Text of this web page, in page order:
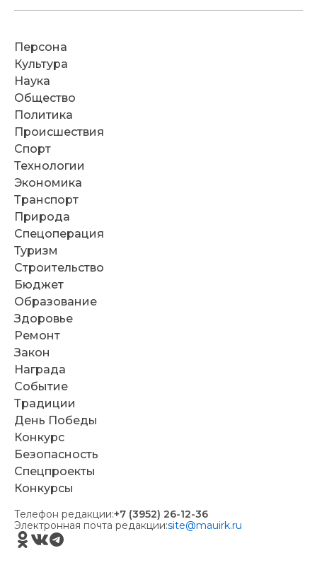
Персона
Культура
Наука
Общество
Политика
Происшествия
Спорт
Технологии
Экономика
Транспорт
Природа
Спецоперация
Туризм
Строительство
Бюджет
Образование
Здоровье
Ремонт
Закон
Награда
Событие
Традиции
День Победы
Конкурс
Безопасность
Спецпроекты
Конкурсы
Телефон редакции:+7 (3952) 26-12-36
Электронная почта редакции:site@mauirk.ru